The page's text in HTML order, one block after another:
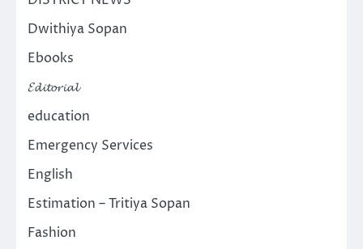
Dwithiya Sopan
Ebooks
𝓔𝓭𝓲𝓽𝓸𝓻𝓲𝓪𝓵
education
Emergency Services
English
Estimation – Tritiya Sopan
Fashion